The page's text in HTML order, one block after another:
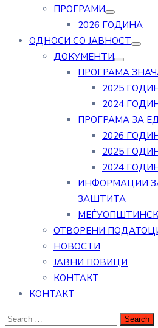
ПРОГРАМИ
2026 ГОДИНА
ОДНОСИ СО ЈАВНОСТ
ДОКУМЕНТИ
ПРОГРАМА
2025
2024
ПРОГРАМА ЗА
2026
2025
2024
ИНФОРМАЦИИ
ЗАШТИТА
ОТВОРЕНИ
НОВОСТИ
ЈАВНИ ПОВИЦИ
КОНТАКТ
КОНТАКТ